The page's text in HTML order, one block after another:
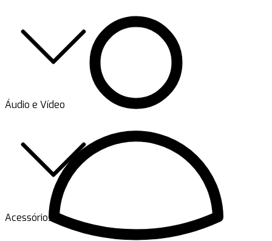
Áudio e Vídeo
Acessórios